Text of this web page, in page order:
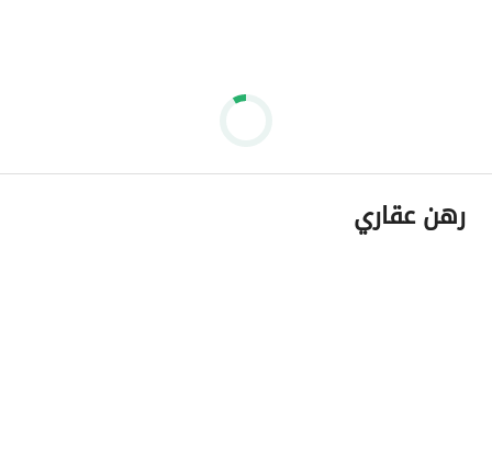
رهن عقاري